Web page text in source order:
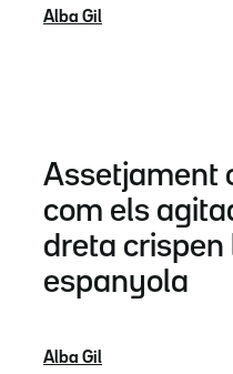
Alba Gil
Assetjament
com els
dreta crispen
espanyola
Alba Gil